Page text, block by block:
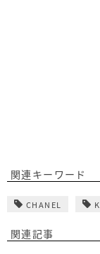
関連キーワード
CHANEL
関連記事